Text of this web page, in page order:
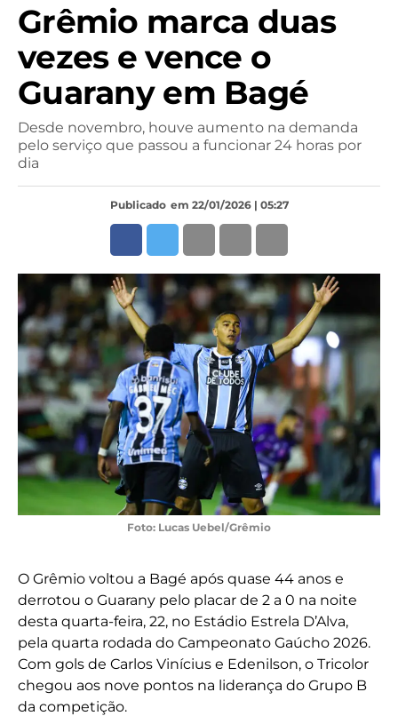
Grêmio marca duas
vezes e vence o
Guarany em Bagé
Desde novembro, houve aumento na demanda
pelo serviço que passou a funcionar 24 horas por
dia
Publicado em 22/01/2026 | 05:27
Foto: Lucas Uebel/Grêmio
O Grêmio voltou a Bagé após quase 44 anos e
derrotou o Guarany pelo placar de 2 a 0 na noite
desta quarta-feira, 22, no Estádio Estrela D’Alva,
pela quarta rodada do Campeonato Gaúcho 2026.
Com gols de Carlos Vinícius e Edenilson, o Tricolor
chegou aos nove pontos na liderança do Grupo B
da competição.